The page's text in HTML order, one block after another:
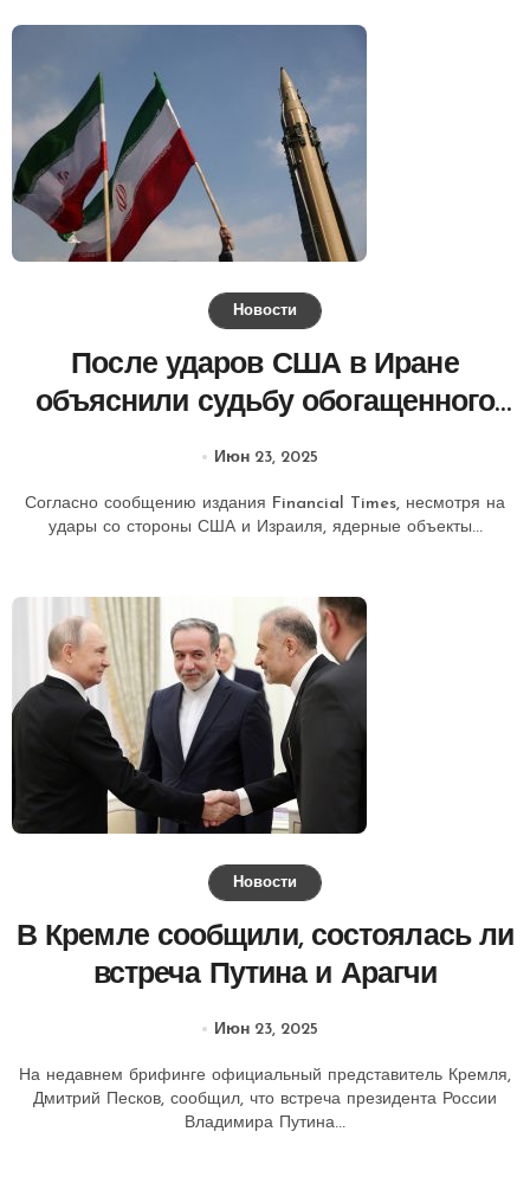
Новости
После ударов США в Иране
объяснили судьбу обогащенного
Июн 23, 2025
Согласно сообщению издания Financial Times, несмотря на
удары со стороны США и Израиля, ядерные объекты...
Новости
В Кремле сообщили, состоялась ли
встреча Путина и Арагчи
Июн 23, 2025
На недавнем брифинге официальный представитель Кремля,
Дмитрий Песков, сообщил, что встреча президента России
Владимира Путина...